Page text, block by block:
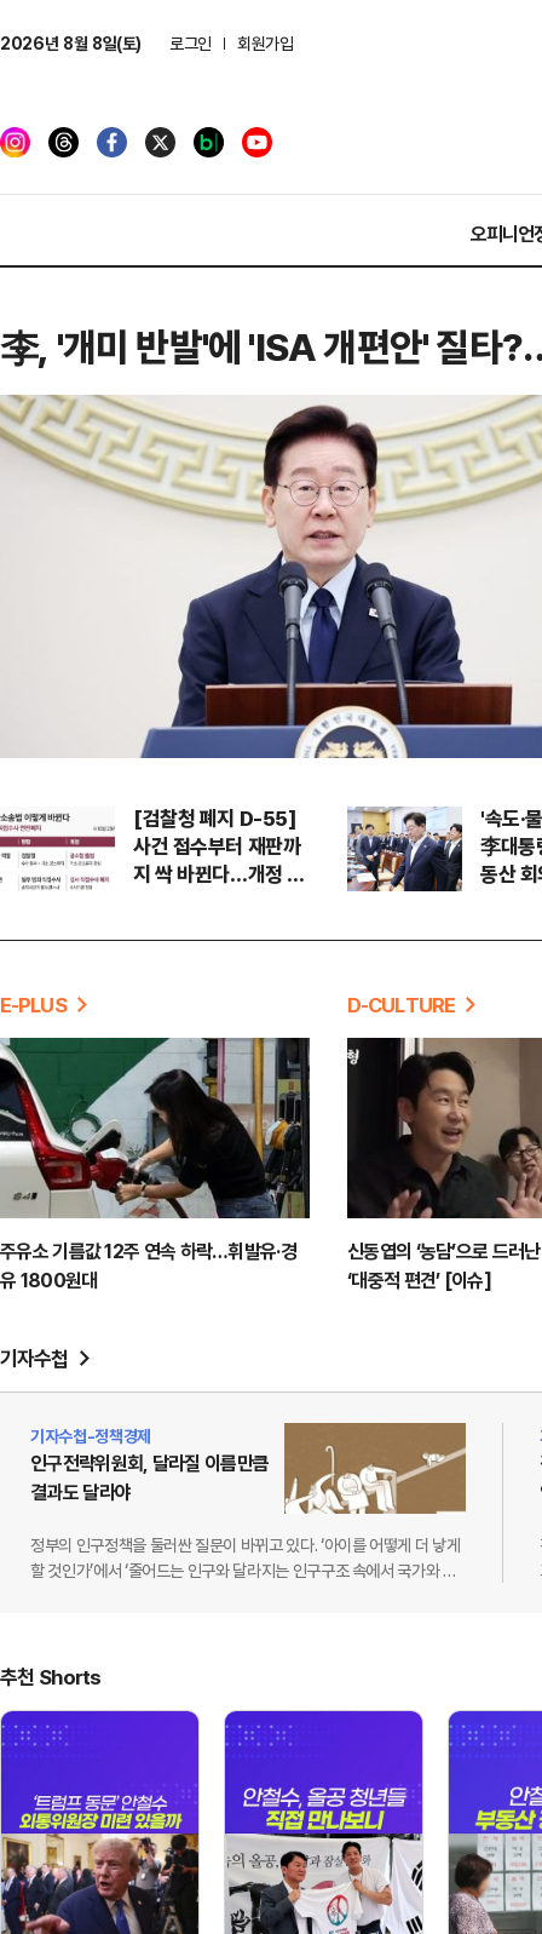
2026년 8월 8일(토) 로그인 회원가입
오피니언
李, '개미 반발'에 'ISA 개편안' 질타
[검찰청 폐지 D-55]
사건 접수부터 재판까
지 싹 바뀐다…개정 형
'속도·
李대
동산
E-PLUS
주유소 기름값 12주 연속 하락…휘발유·경
유 1800원대
D-CULTURE
신동엽의 ‘농담’으로 드러
‘대중적 편견’ [이슈]
기자수첩
기자수첩-정책경제
인구전략위원회, 달라질 이름만큼
결과도 달라야
정부의 인구정책을 둘러싼 질문이 바뀌고 있다. ‘아이를 어떻게 더 낳게
할 것인가’에서 ‘줄어드는 인구와 달라지는 인구구조 속에서 국가와 사
역별 인구 불균형과 다양한 가구 형태, 국가 간 인구 이동 등 인구구조
어난다.필요한 전환이다. 인구 감소의 영향은 이미 출산과 …
추천 Shorts